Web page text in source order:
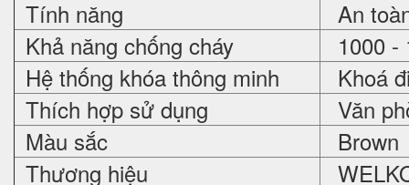
Tính năng
An
Khả năng chống cháy
1000 -
Hệ thống khóa thông minh
Khoá
Thích hợp sử dụng
Văn
Màu sắc
Brown
Thương hiệu